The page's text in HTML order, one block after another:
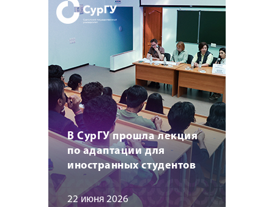
В СурГУ прошла лекция
по адаптации для
иностранных студентов
22 июня 2026